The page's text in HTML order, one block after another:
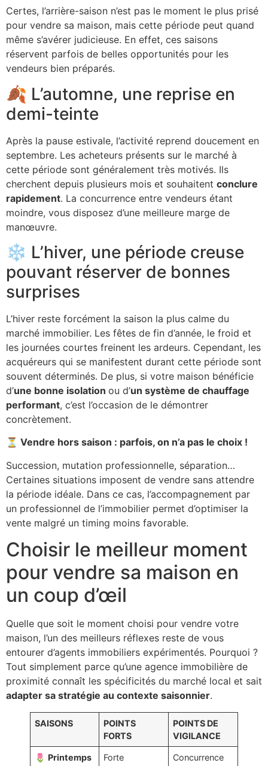
Certes, l’arrière-saison n’est pas le moment le plus prisé
pour vendre sa maison, mais cette période peut quand
même s’avérer judicieuse. En effet, ces saisons
réservent parfois de belles opportunités pour les
vendeurs bien préparés.
🍂 L’automne, une reprise en
demi-teinte
Après la pause estivale, l’activité reprend doucement en
septembre. Les acheteurs présents sur le marché à
cette période sont généralement très motivés. Ils
cherchent depuis plusieurs mois et souhaitent conclure
rapidement. La concurrence entre vendeurs étant
moindre, vous disposez d’une meilleure marge de
manœuvre.
❄️ L’hiver, une période creuse
pouvant réserver de bonnes
surprises
L’hiver reste forcément la saison la plus calme du
marché immobilier. Les fêtes de fin d’année, le froid et
les journées courtes freinent les ardeurs. Cependant, les
acquéreurs qui se manifestent durant cette période sont
souvent déterminés. De plus, si votre maison bénéficie
d’une bonne isolation ou d’un système de chauffage
performant, c’est l’occasion de le démontrer
concrètement.
⏳ Vendre hors saison : parfois, on n’a pas le choix !
Succession, mutation professionnelle, séparation…
Certaines situations imposent de vendre sans attendre
la période idéale. Dans ce cas, l’accompagnement par
un professionnel de l’immobilier permet d’optimiser la
vente malgré un timing moins favorable.
Choisir le meilleur moment
pour vendre sa maison en
un coup d’œil
Quelle que soit le moment choisi pour vendre votre
maison, l’un des meilleurs réflexes reste de vous
entourer d’agents immobiliers expérimentés. Pourquoi ?
Tout simplement parce qu’une agence immobilière de
proximité connaît les spécificités du marché local et sait
adapter sa stratégie au contexte saisonnier.
SAISONS
POINTS
FORTS
POINTS DE
VIGILANCE
🌷 Printemps
Forte
Concurrence